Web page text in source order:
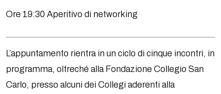
Ore 19:30 Aperitivo di networking
L’appuntamento rientra in un ciclo di cinque incontri, in
programma, oltreché alla Fondazione Collegio San
Carlo, presso alcuni dei Collegi aderenti alla